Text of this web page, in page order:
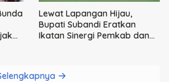
Lewat Lapangan Hijau,
Bupati Subandi Eratkan
Ikatan Sinergi Pemkab dan